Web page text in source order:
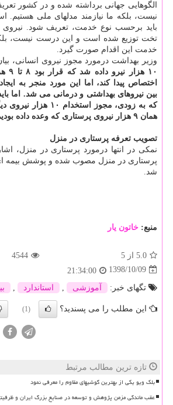
الگوهایی جهانی برداشته شده و در كشور
نیست، بلكه ما نیازمند مدلهای ملی هستیم.
باید برحسب نوع خدمت، تعریف شود. نیروی
تخت توزیع شده است و این درست نیست،
خدمت این اقدام صورت گیرد.
وزیر بهداشت درمورد مجوز نیروی انسانی،
۱۰
اختصاص پیدا كند، اما این مورد منجر به
بین نیروهای بهداشتی و درمانی می شد. اما
كه به زودی، مجوز
همان ۹ هزار نیروی پرستاری كه وعده داده بودیم، محقق خواهد شد.
تصویب تعرفه پرستاری در منزل
نمكی در انتها درمورد پرستاری در منزل،
پرستاری در منزل مصوب شده و پوشش بیمه
شد.
منبع: خاتون یار
5.0 از 5
4544
1398/10/09
21:34:00
تگهای خبر:
آموزشی استاندارد
این مطلب را می پسندید؟ (1)
تازه ترین مطالب مرتبط
بلک ویو یکی از بهترین گوشیهای مقاوم را معرفی نمود
عقب ماندگی مزمن پژوهش و توسعه در صنایع بزرگ ایران و